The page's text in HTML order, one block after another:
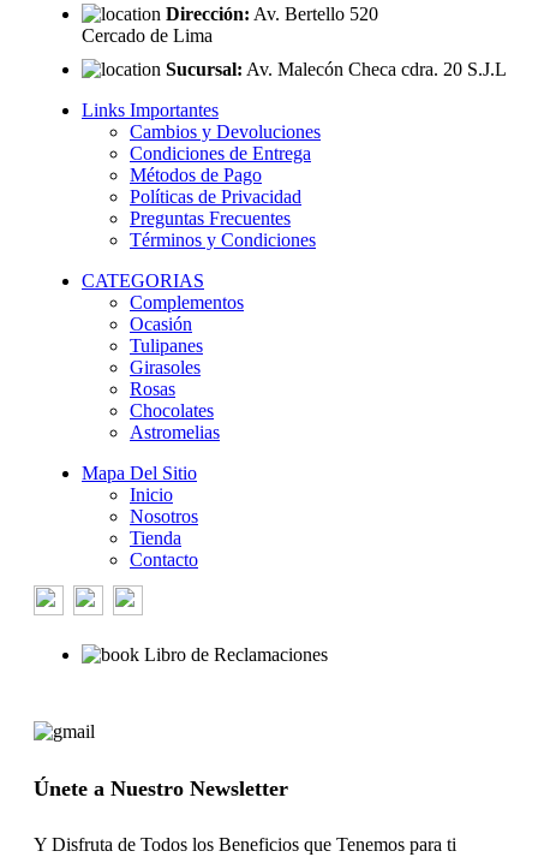
Dirección: Av. Bertello 520
Cercado de Lima
Sucursal: Av. Malecón Checa cdra. 20 S.J.L
Links Importantes
Cambios y Devoluciones
Condiciones de Entrega
Métodos de Pago
Políticas de Privacidad
Preguntas Frecuentes
Términos y Condiciones
CATEGORIAS
Complementos
Ocasión
Tulipanes
Girasoles
Rosas
Chocolates
Astromelias
Mapa Del Sitio
Inicio
Nosotros
Tienda
Contacto
Libro de Reclamaciones
Únete a Nuestro Newsletter
Y Disfruta de Todos los Beneficios que Tenemos para ti